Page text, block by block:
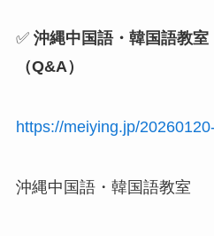
✅沖縄中国語・韓国語教室
（Q&A）
https://meiying.jp/
沖縄中国語・韓国語教室